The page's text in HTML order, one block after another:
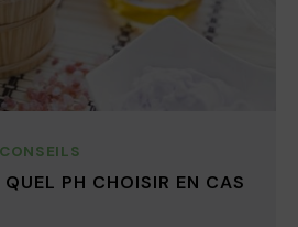
PH CHOISIR EN CAS